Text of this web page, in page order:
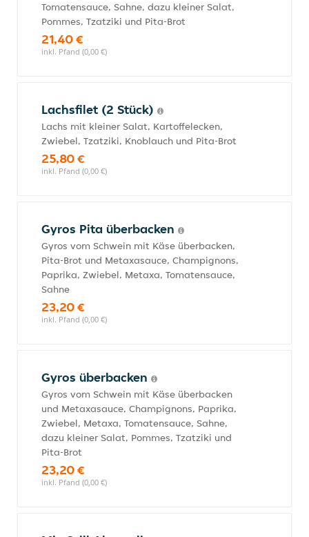
Tomatensauce, Sahne, dazu kleiner Salat,
Pommes, Tzatziki und Pita-Brot
21,40 €
inkl. Pfand (0,00 €)
Lachsfilet (2 Stück)
Lachs mit kleiner Salat, Kartoffelecken,
Zwiebel, Tzatziki, Knoblauch und Pita-Brot
25,80 €
inkl. Pfand (0,00 €)
Gyros Pita überbacken
Gyros vom Schwein mit Käse überbacken,
Pita-Brot und Metaxasauce, Champignons,
Paprika, Zwiebel, Metaxa, Tomatensauce,
Sahne
23,20 €
inkl. Pfand (0,00 €)
Gyros überbacken
Gyros vom Schwein mit Käse überbacken
und Metaxasauce, Champignons, Paprika,
Zwiebel, Metaxa, Tomatensauce, Sahne,
dazu kleiner Salat, Pommes, Tzatziki und
Pita-Brot
23,20 €
inkl. Pfand (0,00 €)